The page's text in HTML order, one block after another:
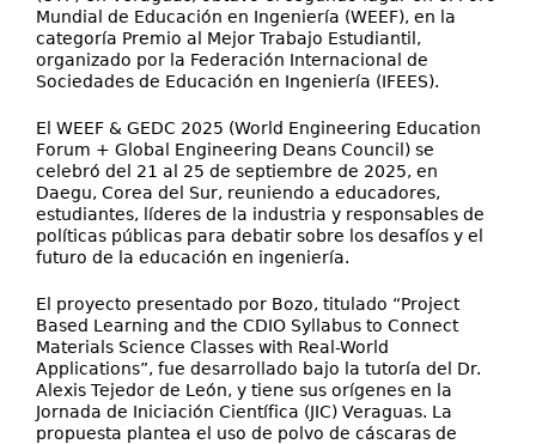
Mundial de Educación en Ingeniería (WEEF), en la
categoría Premio al Mejor Trabajo Estudiantil,
organizado por la Federación Internacional de
Sociedades de Educación en Ingeniería (IFEES).
El WEEF & GEDC 2025 (World Engineering Education
Forum + Global Engineering Deans Council) se
celebró del 21 al 25 de septiembre de 2025, en
Daegu, Corea del Sur, reuniendo a educadores,
estudiantes, líderes de la industria y responsables de
políticas públicas para debatir sobre los desafíos y el
futuro de la educación en ingeniería.
El proyecto presentado por Bozo, titulado “Project
Based Learning and the CDIO Syllabus to Connect
Materials Science Classes with Real-World
Applications”, fue desarrollado bajo la tutoría del Dr.
Alexis Tejedor de León, y tiene sus orígenes en la
Jornada de Iniciación Científica (JIC) Veraguas. La
propuesta plantea el uso de polvo de cáscaras de